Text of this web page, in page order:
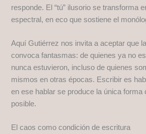
responde. El “tú” ilusorio se transforma
espectral, en eco que sostiene el
Aquí Gutiérrez nos invita a aceptar que
convoca fantasmas: de quienes ya no
nunca estuvieron, incluso de quienes
mismos en otras épocas. Escribir es
en ese hablar se produce la única forma
posible.
El caos como condición de escritura